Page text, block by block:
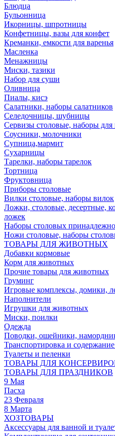
Блюдца
Бульонница
Икорницы, шпротницы
Конфетницы, вазы для конфет
Креманки, емкости для варенья
Масленка
Менажницы
Миски, тазики
Набор для суши
Оливница
Пиалы, кисэ
Салатники, наборы салатников
Селедочницы, шубницы
Сервизы столовые, наборы
Соусники, молочники
Супница,мармит
Сухарницы
Тарелки, наборы тарелок
Тортница
Фруктовница
Приборы столовые
Вилки столовые, наборы вилок
Ложки, столовые, десертные,
ложек
Наборы столовых
Ножи столовые, наборы
ТОВАРЫ ДЛЯ ЖИВОТНЫХ
Добавки кормовые
Корм для животных
Прочие товары для животных
Груминг
Игровые комплексы, домики,
Наполнители
Игрушки для животных
Миски, поилки
Одежда
Поводки, ошейники,
Транспортировка и
Туалеты и пеленки
ТОВАРЫ ДЛЯ
ТОВАРЫ ДЛЯ ПРАЗДНИКОВ
9 Мая
Пасха
23 Февраля
8 Марта
ХОЗТОВАРЫ
Аксессуары для ванной и